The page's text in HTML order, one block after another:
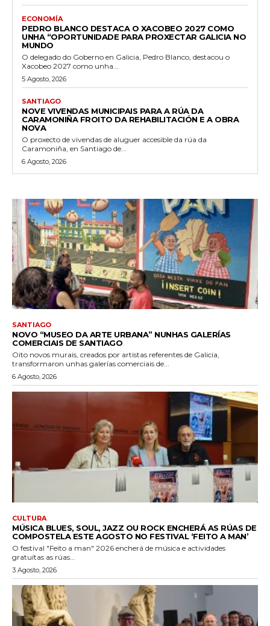
ECONOMÍA
PEDRO BLANCO DESTACA O XACOBEO 2027 COMO
UNHA “OPORTUNIDADE PARA PROXECTAR GALICIA NO
MUNDO
O delegado do Goberno en Galicia, Pedro Blanco, destacou o
Xacobeo 2027 como unha...
5 Agosto, 2026
SANTIAGO
NOVE VIVENDAS MUNICIPAIS PARA A RÚA DA
CARAMONIÑA FROITO DA REHABILITACIÓN E A OBRA
NOVA
O proxecto de vivendas de aluguer accesible da rúa da
Caramoniña, en Santiago de...
6 Agosto, 2026
SANTIAGO
NOVO “MUSEO DA ARTE URBANA” NUNHAS GALERÍAS
COMERCIAIS DE SANTIAGO
Oito novos murais, creados por artistas referentes de Galicia,
transformaron unhas galerías comerciais de...
6 Agosto, 2026
CULTURA
MÚSICA BLUES, SOUL, JAZZ OU ROCK ENCHERÁ AS RÚAS DE
COMPOSTELA ESTE AGOSTO NO FESTIVAL ‘FEITO A MAN’
O festival "Feito a man" 2026 encherá de música e actividades
gratuítas as rúas...
3 Agosto, 2026